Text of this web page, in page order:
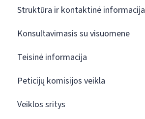
Struktūra ir kontaktinė informacija
Konsultavimasis su visuomene
Teisinė informacija
Peticijų komisijos veikla
Veiklos sritys